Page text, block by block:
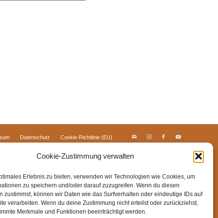
Cookie-Zustimmung verwalten
Erlebnis zu bieten, verwenden wir Technologien wie Cookies, um
zu speichern und/oder darauf zuzugreifen. Wenn du diesen
zustimmst, können wir Daten wie das Surfverhalten oder eindeutige IDs auf
verarbeiten. Wenn du deine Zustimmung nicht erteilst oder zurückziehst,
Merkmale und Funktionen beeinträchtigt werden.
Datenschutz Cookie-Richtlinie (EU)